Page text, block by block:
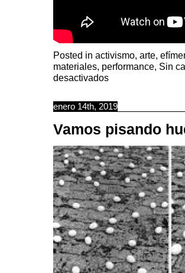
Posted in activismo, arte,
materiales, performance, Sin
desactivadosPéndulos
enero 14th, 2019
Vamos pisando